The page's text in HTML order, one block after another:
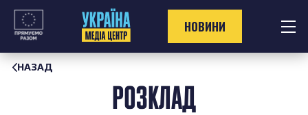
Перейти
контенту
НОВИНИ
НАЗАД
РОЗКЛАД